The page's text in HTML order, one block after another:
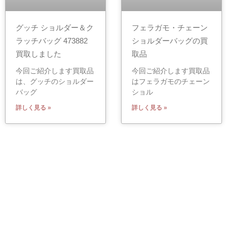
グッチ ショルダー＆ク
ラッチバッグ 473882
買取しました
今回ご紹介します買取品
は、グッチのショルダー
バッグ
詳しく見る »
フェラガモ・チェーン
ショルダーバッグの買
取品
今回ご紹介します買取品
はフェラガモのチェーン
ショル
詳しく見る »